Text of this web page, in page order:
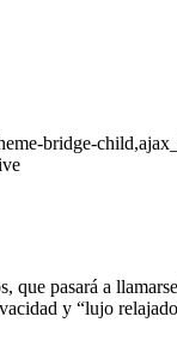
bridge-
pasará a
y “lujo